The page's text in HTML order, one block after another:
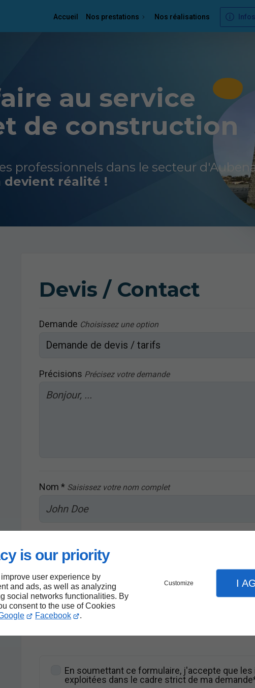
is our priority
user experience by
and ads, as well as analyzing
social networks functionalities. By
consent to the use of Cookies
Facebook .
Customize I
Accueil Nos prestations Nos réalisations
au service
de construction
professionnels dans le secteur
réalité !
Devis / Contact
Demande Choisissez une option
Précisions Précisez votre demande
Nom * Saisissez votre nom complet
E-mail *Saisissez votre adresse email
En soumettant ce formulaire, j'accepte que
exploitées dans le cadre strict de ma